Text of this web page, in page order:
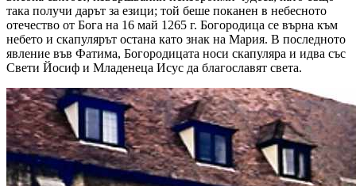
така получи дарът за езици; той беше поканен в небесното
отечество от Бога на 16 май 1265 г. Богородица се върна към
небето и скапулярът остана като знак на Мария. В последното
явление във Фатима, Богородицата носи скапуляра и идва със
Свети Йосиф и Младенеца Исус да благославят света.